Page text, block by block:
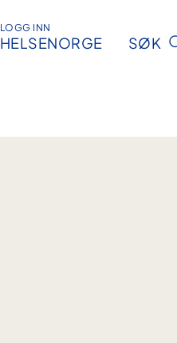
LOGG INN
HELSENORGE SØK